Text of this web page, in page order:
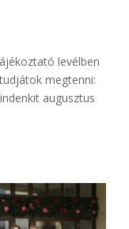
levélben
megtenni:
augusztus